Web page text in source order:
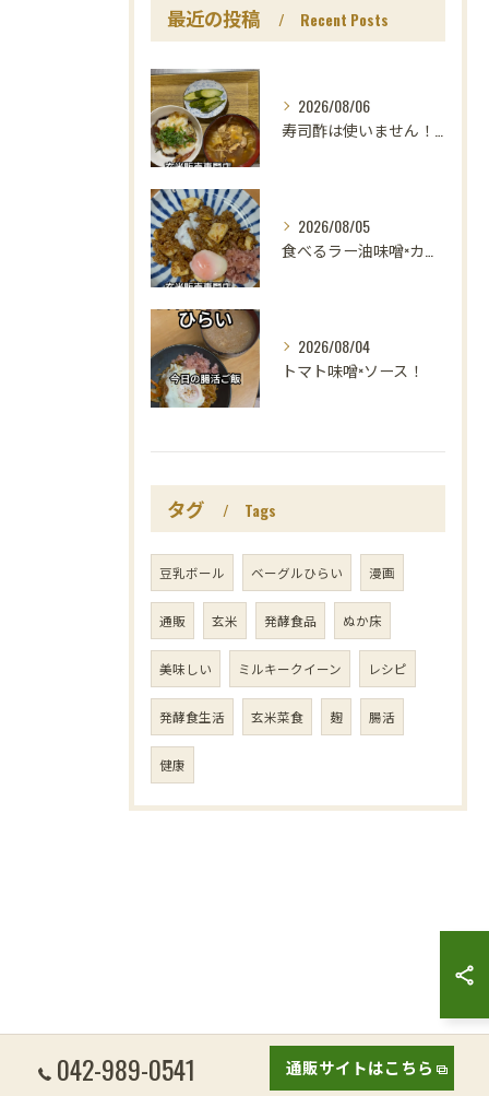
最近の投稿 Recent Posts
2026/08/06
2026/08/05
2026/08/04
トマト味噌×ソース！
タグ Tags
豆乳ボール ベーグルひらい 漫画
通販 玄米 発酵食品 ぬか床
美味しい ミルキークイーン レシピ
発酵食生活 玄米菜食 麹 腸活
健康
042-989-0541 通販サイトはこちら